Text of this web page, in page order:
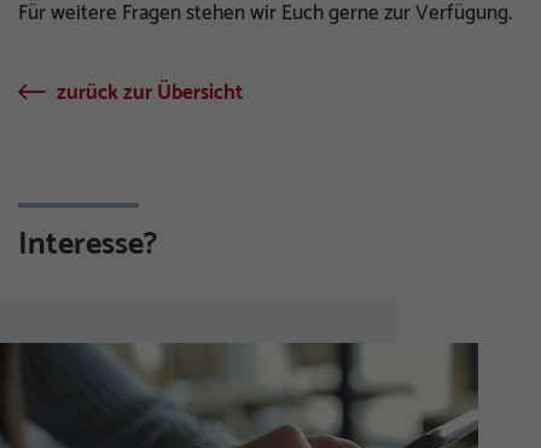
Für weitere Fragen stehen wir Euch gerne zur Verfügung.
zurück zur Übersicht
Interesse?